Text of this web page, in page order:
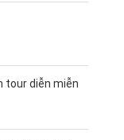
tour diễn miễn